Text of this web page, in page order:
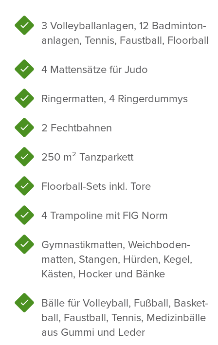
3 Volley­ball­an­lagen, 12 Badmin­ton­
an­lagen, Tennis, Faust­ball, Floor­ball
4 Matten­sätze für Judo
Ringer­matten, 4 Ringer­dummys
2 Fecht­bahnen
250 m² Tanz­par­kett
Floor­ball-Sets inkl. Tore
4 Tram­po­line mit FIG Norm
Gymnas­tik­matten, Weich­bo­den­
matten, Stangen, Hürden, Kegel,
Kästen, Hocker und Bänke
Bälle für Volley­ball, Fußball, Basket­
ball, Faust­ball, Tennis, Medi­zin­bälle
aus Gummi und Leder